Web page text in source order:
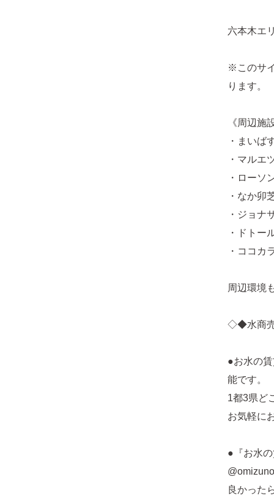
六本木エ
※このサ
ります。
《周辺施
・まいば
・マルエ
・ローソ
・なか卯
・ジョナ
・ドトー
・ココカ
周辺環境
◇◆水商
●お水の
能です。
1都3県ど
お気軽に
●『お水
良かった